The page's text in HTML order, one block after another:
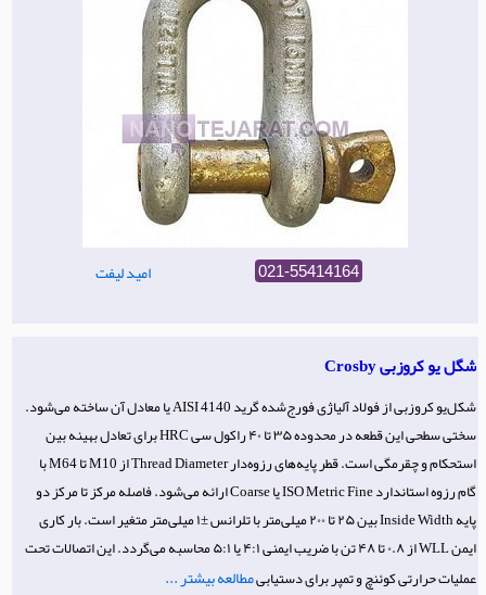
امید لیفت 021-55414164
شگل یو کروزبی Crosby
شکل‌یو کروزبی از فولاد آلیاژی فورج‌شده گرید AISI 4140 یا معادل آن ساخته می‌شود.
سختی سطحی این قطعه در محدوده ۳۵ تا ۴۰ راکول سی HRC برای تعادل بهینه بین
استحکام و چقرمگی است. قطر پایه‌های رزوه‌دار Thread Diameter از M10 تا M64 با
گام رزوه استاندارد ISO Metric Fine یا Coarse ارائه می‌شود. فاصله مرکز تا مرکز دو
پایه Inside Width بین ۲۵ تا ۲۰۰ میلی‌متر با تلرانس ±۱ میلی‌متر متغیر است. بار کاری
ایمن WLL از ۰.۸ تا ۴۸ تن با ضریب ایمنی ۴:۱ یا ۵:۱ محاسبه می‌گردد. این اتصالات تحت
عملیات حرارتی کوئنچ و تمپر برای دستیابیمطالعه بیشتر ...